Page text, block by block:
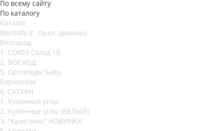
По всему сайту
По каталогу
Каталог
BonSofa (г. Орел, диваны)
Белгород
1. СОЮЗ Склад 10
2. ВОСХОД
5. Ортопеды Баер
Боринское
6, САТУРН
1. Кухонные углы
2. Кухонные углы (БЕЛЫЙ)
3. "Кристина" НОВИНКА